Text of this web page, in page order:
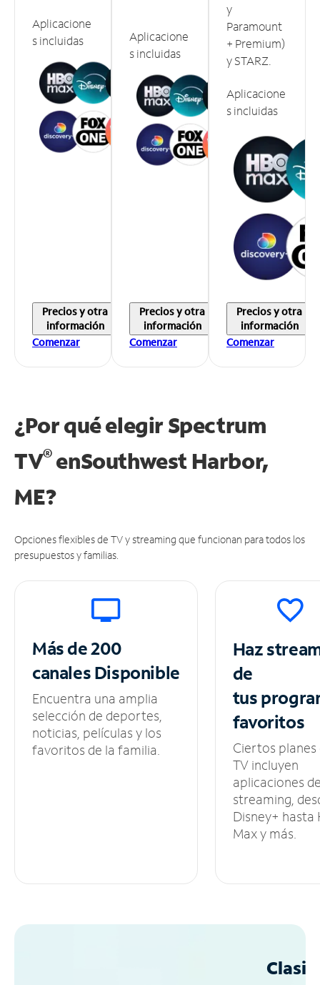
Aplicacione
s incluidas
Precios y otra
información
Comenzar
Aplicacione
s incluidas
Precios y otra
información
Comenzar
y
Paramount
+ Premium)
y STARZ.
Aplicacione
s incluidas
Precios y otra
información
Comenzar
¿Por qué elegir Spectrum
TV®enSouthwest Harbor,
ME?
Opciones flexibles de TV y streaming que funcionan para todos los
presupuestos y familias.
Más de 200
canalesDisponible
Encuentra una amplia
selección de deportes,
noticias, películas y los
favoritos de la familia.
Haz
de
tus
favoritos
Ciertos planes
TV incluyen
aplicaciones
streaming,
Disney+ hasta
Max y más.